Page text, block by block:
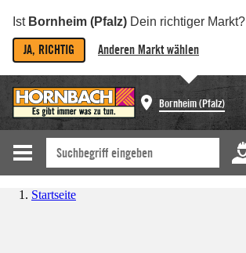
Ist Bornheim (Pfalz) Dein richtiger Markt?
JA, RICHTIG Anderen Markt wählen
Bornheim (Pfalz)
Startseite